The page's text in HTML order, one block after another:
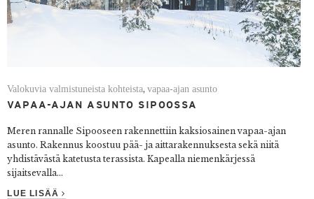
Valokuvia valmistuneista kohteista,vapaa-ajan asunto
VAPAA-AJAN ASUNTO SIPOOSSA
Meren rannalle Sipooseen rakennettiin kaksiosainen vapaa-ajan
asunto. Rakennus koostuu pää- ja aittarakennuksesta sekä niitä
yhdistävästä katetusta terassista. Kapealla niemenkärjessä
sijaitsevalla...
LUE LISÄÄ